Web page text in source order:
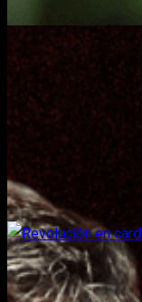
30
Sociales